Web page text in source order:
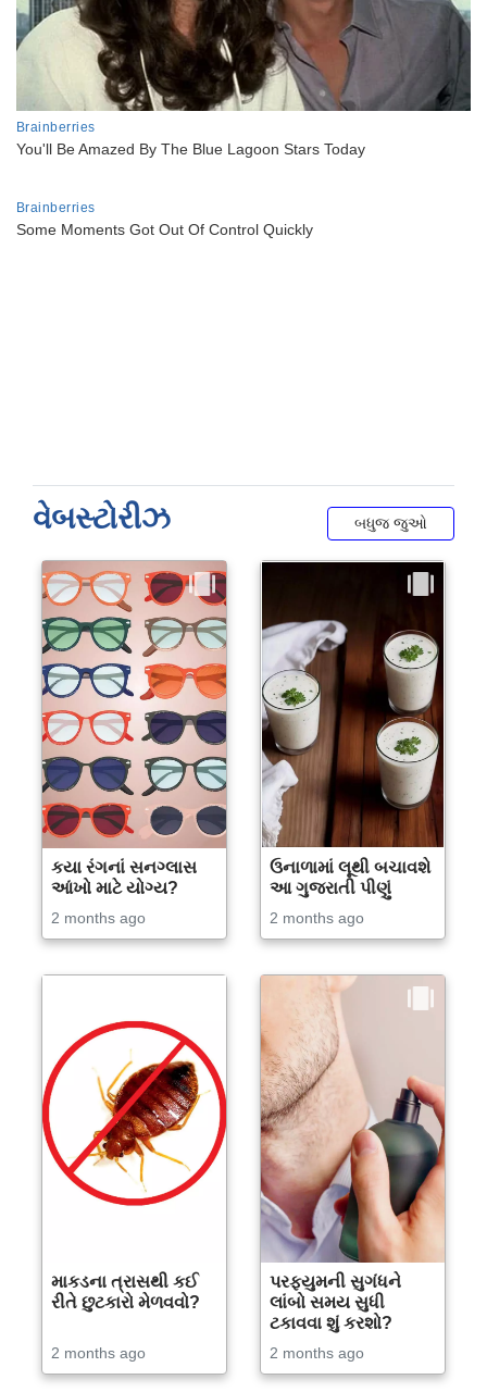
વેબસ્ટોરીઝ બધુજ જુઓ
કયા રંગનાં સનગ્લાસ
આંખો માટે યોગ્ય?
2 months ago
ઉનાળામાં લૂથી બચાવશે
આ ગુજરાતી પીણું
2 months ago
માકડના ત્રાસથી કઈ
રીતે છુટકારો મેળવવો?
2 months ago
પરફ્યુમની સુગંધને
લાંબો સમય સુધી
ટકાવવા શું કરશો?
2 months ago